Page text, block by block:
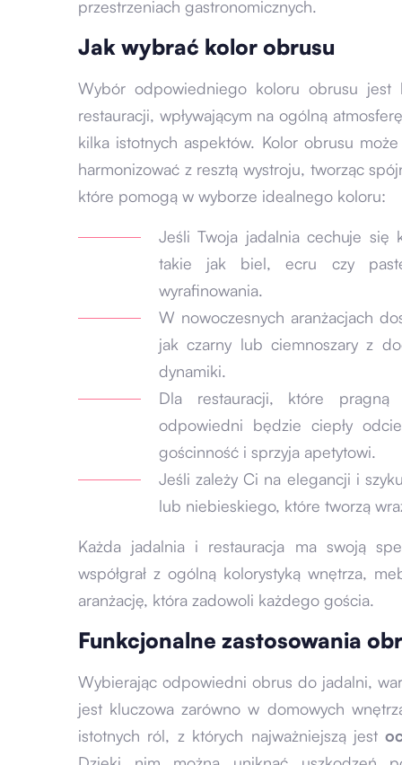
przestrzeniach gastronomicznych.
Jak wybrać kolor obrusu
Wybór odpowiedniego koloru obrusu jest
restauracji, wpływającym na ogólną
kilka istotnych aspektów. Kolor obrusu
harmonizować z resztą wystroju, tworząc
które pomogą w wyborze idealnego koloru:
Jeśli Twoja jadalnia cechuje się
takie jak biel, ecru czy
wyrafinowania.
W nowoczesnych aranżacjach
jak czarny lub ciemnoszary z
dynamiki.
Dla restauracji, które pragną
odpowiedni będzie ciepły
gościnność i sprzyja apetytowi.
Jeśli zależy Ci na elegancji i
lub niebieskiego, które tworzą
Każda jadalnia i restauracja ma swoją
współgrał z ogólną kolorystyką wnętrza,
aranżację, która zadowoli każdego gościa.
Funkcjonalne zastosowania
Wybierając odpowiedni obrus do jadalni,
jest kluczowa zarówno w domowych
istotnych ról, z których najważniejszą jest